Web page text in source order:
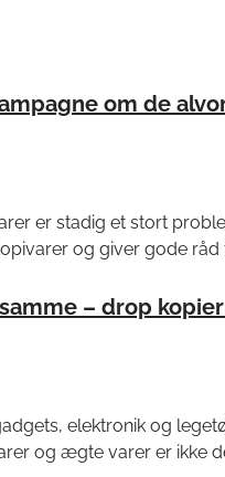
om de
er stadig et stort
og giver gode råd
– drop
elektronik og
og ægte varer er ikke